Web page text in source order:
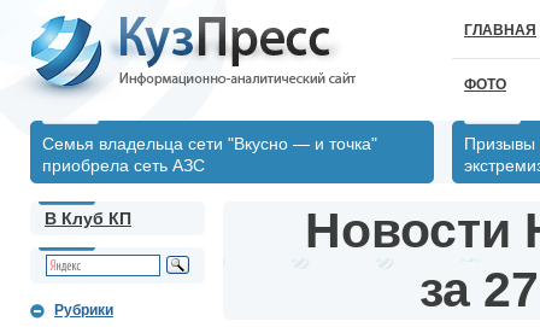
ГЛАВНАЯ
ФОТО
Семья владельца сети "Вкусно — и точка"
приобрела сеть АЗС
Призывы
В Клуб КП
Рубрики
Новости
за